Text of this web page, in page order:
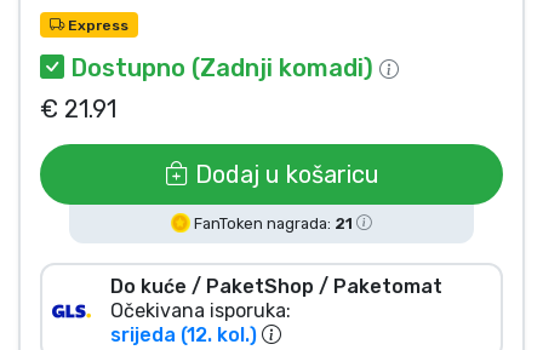
Express
Dostupno (Zadnji komadi)
€ 21.91
Dodaj u košaricu
FanToken nagrada: 21
Do kuće / PaketShop / Paketomat
Očekivana isporuka:
srijeda (12. kol.)
Marke